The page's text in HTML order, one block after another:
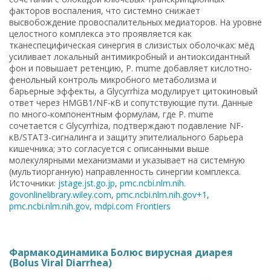
факторов воспаления, что системно снижает
высвобождение провоспалительных медиаторов. На уровне
целостного комплекса это проявляется как
тканеспецифическая синергия в слизистых оболочках: мёд
усиливает локальный антимикробный и антиоксидантный
фон и повышает ретенцию, P. mume добавляет кислотно-
фенольный контроль микробного метаболизма и
барьерные эффекты, а Glycyrrhiza модулирует цитокиновый
ответ через HMGB1/NF-κB и сопутствующие пути. Данные
по много-компонентным формулам, где P. mume
сочетается с Glycyrrhiza, подтверждают подавление NF-
κB/STAT3-сигналинга и защиту эпителиального барьера
кишечника; это согласуется с описанными выше
молекулярными механизмами и указывает на системную
(мультиорганную) направленность синергии комплекса.
Источники: jstage.jst.go.jp, pmc.ncbi.nlm.nih.
govonlinelibrary.wiley.com, pmc.ncbi.nlm.nih.gov+1 ,
pmc.ncbi.nlm.nih.gov, mdpi.com Frontiers
Фармакодинамика Болюс вирусная диарея
(Bolus Viral Diarrhea)